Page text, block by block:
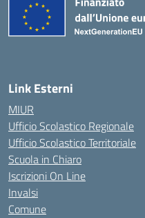
Link Esterni
MIUR
Ufficio Scolastico Regionale
Ufficio Scolastico Territoriale
Scuola in Chiaro
Iscrizioni On Line
Invalsi
Comune